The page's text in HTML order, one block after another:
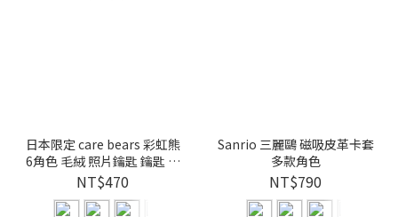
日本限定 care bears 彩虹熊
6角色 毛絨 照片鑰匙 鑰匙 鑰
匙圈
NT$470
Sanrio 三麗鷗 磁吸皮革卡套
多款角色
NT$790